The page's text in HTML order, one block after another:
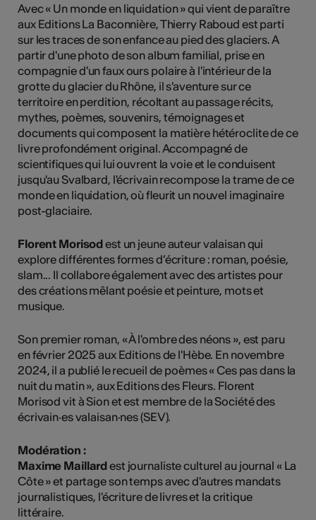
Avec « Un monde en liquidation » qui vient de paraître
aux Editions La Baconnière, Thierry Raboud est parti
sur les traces de son enfance au pied des glaciers. A
partir d'une photo de son album familial, prise en
compagnie d'un faux ours polaire à l'intérieur de la
grotte du glacier du Rhône, il s'aventure sur ce
territoire en perdition, récoltant au passage récits,
mythes, poèmes, souvenirs, témoignages et
documents qui composent la matière hétéroclite de ce
livre profondément original. Accompagné de
scientifiques qui lui ouvrent la voie et le conduisent
jusqu'au Svalbard, l'écrivain recompose la trame de ce
monde en liquidation, où fleurit un nouvel imaginaire
post-glaciaire.
Florent Morisodest un jeune auteur valaisan qui
explore différentes formes d’écriture : roman, poésie,
slam... Il collabore également avec des artistes pour
des créations mêlant poésie et peinture, mots et
musique.
Son premier roman, « À l'ombre des néons », est paru
en février 2025 aux Editions de l'Hèbe. En novembre
2024, il a publié le recueil de poèmes « Ces pas dans la
nuit du matin », aux Editions des Fleurs. Florent
Morisod vit à Sion et est membre de la Société des
écrivain·es valaisan·nes (SEV).
Modération :
Maxime Maillardest journaliste culturel au journal « La
Côte » et partage son temps avec d'autres mandats
journalistiques, l'écriture de livres et la critique
littéraire.